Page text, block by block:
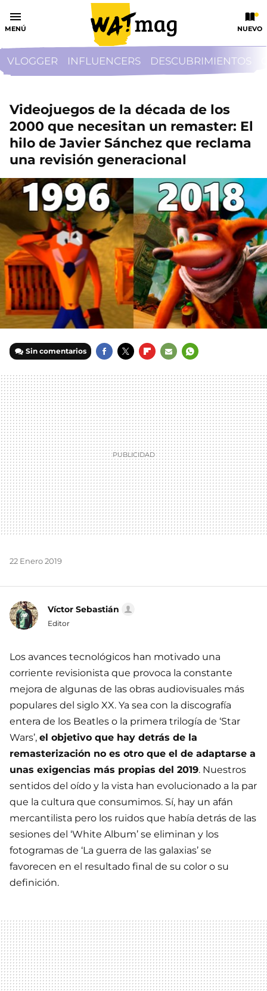
MENÚ NUEVO
VLOGGER INFLUENCERS DESCUBRIMIENTOS
Videojuegos de la década de los
2000 que necesitan un remaster: El
hilo de Javier Sánchez que reclama
una revisión generacional
Sin comentarios
MAIL
22 Enero 2019
Víctor Sebastián
Editor
Los avances tecnológicos han motivado una
corriente revisionista que provoca la constante
mejora de algunas de las obras audiovisuales más
populares del siglo XX. Ya sea con la discografía
entera de los Beatles o la primera trilogía de ‘Star
Wars’, el objetivo que hay detrás de la
remasterización no es otro que el de adaptarse a
unas exigencias más propias del 2019. Nuestros
sentidos del oído y la vista han evolucionado a la par
que la cultura que consumimos. Sí, hay un afán
mercantilista pero los ruidos que había detrás de las
sesiones del ‘White Album’ se eliminan y los
fotogramas de ‘La guerra de las galaxias’ se
favorecen en el resultado final de su color o su
definición.